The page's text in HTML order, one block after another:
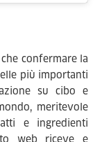
confermare la
più importanti
su cibo e
meritevole
e ingredienti
web riceve e